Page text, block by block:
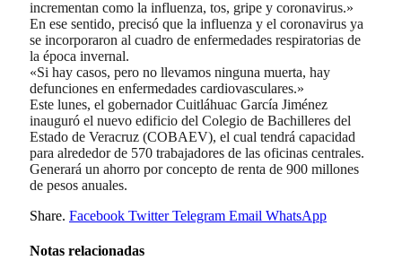
incrementan como la influenza, tos, gripe y coronavirus.»
En ese sentido, precisó que la influenza y el coronavirus ya
se incorporaron al cuadro de enfermedades respiratorias de
la época invernal.
«Si hay casos, pero no llevamos ninguna muerta, hay
defunciones en enfermedades cardiovasculares.»
Este lunes, el gobernador Cuitláhuac García Jiménez
inauguró el nuevo edificio del Colegio de Bachilleres del
Estado de Veracruz (COBAEV), el cual tendrá capacidad
para alrededor de 570 trabajadores de las oficinas centrales.
Generará un ahorro por concepto de renta de 900 millones
de pesos anuales.
Share. Facebook Twitter Telegram Email WhatsApp
Notas relacionadas